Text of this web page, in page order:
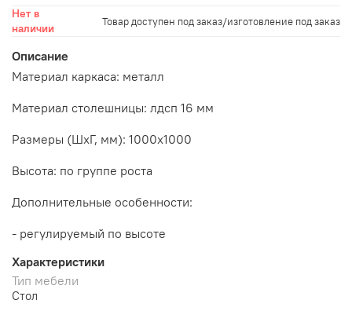
Нет в
наличии
Товар доступен под заказ/изготовление под заказ
Описание
Материал каркаса: металл
Материал столешницы: лдсп 16 мм
Размеры (ШхГ, мм): 1000х1000
Высота: по группе роста
Дополнительные особенности:
- регулируемый по высоте
Характеристики
Тип мебели
Стол